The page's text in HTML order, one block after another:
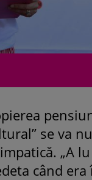
se va
„A lu
când